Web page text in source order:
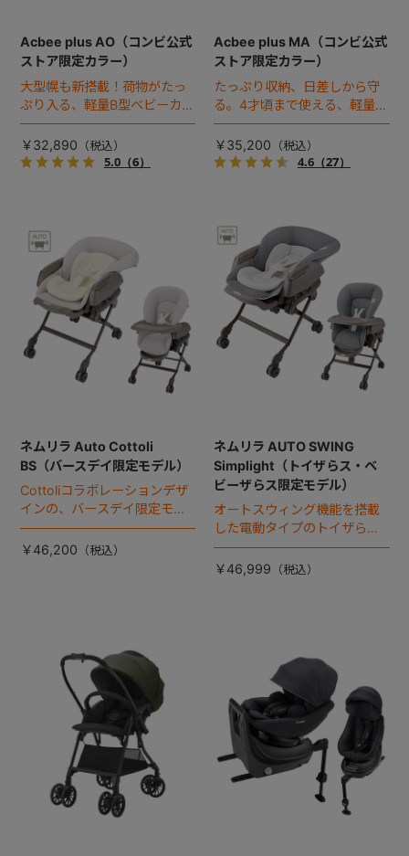
Acbee plus AO（コンビ公式
ストア限定カラー）
大型幌も新搭載！荷物がたっ
ぷり入る、軽量B型ベビーカー
のコンビ公式ストア限定カラ
ー（2023年モデル）。
￥32,890
5.0（6）
Acbee plus MA（コンビ公式
ストア限定カラー）
たっぷり収納、日差しから守
る。4才頃まで使える、軽量B
型ベビーカー。
￥35,200
4.6（27）
ネムリラ Auto Cottoli
BS（バースデイ限定モデル）
Cottoliコラボレーションデザ
インの、バースデイ限定モデ
ル。
￥46,200
ネムリラ AUTO SWING
Simplight（トイザらス・ベ
ビーザらス限定モデル）
オートスウィング機能を搭載
した電動タイプのトイザら
ス・ベビーザらス限定モデ
ル。
￥46,999